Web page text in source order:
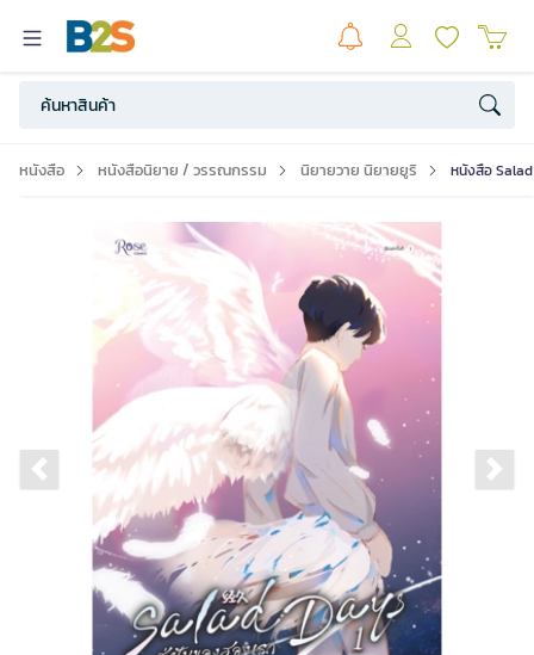
หนังสือ หนังสือนิยาย / วรรณกรรม นิยายวาย นิยายยูริ หนังสือ Salad
Previous slide